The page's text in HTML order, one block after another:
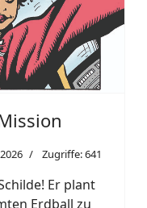
Zugriffe: 641
Er plant
Erdball zu